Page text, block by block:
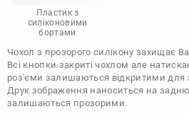
Пластик з
силіконовими
бортами
Чохол з прозорого силікону захищає
Всі кнопки закриті чохлом але
роз'єми залишаються відкритими для
Друк зображення наноситься на задню
залишаються прозорими.